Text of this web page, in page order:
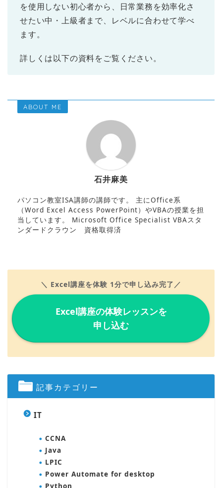
を使用しない初心者から、日常業務を効率化さ
せたい中・上級者まで、レベルに合わせて学べ
ます。
詳しくは以下の資料をご覧ください。
ABOUT ME
石井麻美
パソコン教室ISA講師の講師です。 主にOffice系
（Word Excel Access PowerPoint）やVBAの授業を担
当しています。 Microsoft Office Specialist VBAスタ
ンダードクラウン 資格取得済
＼ Excel講座を体験 1分で申し込み完了／
Excel講座の体験レッスンを
申し込む
記事カテゴリー
IT
CCNA
Java
LPIC
Power Automate for desktop
Python